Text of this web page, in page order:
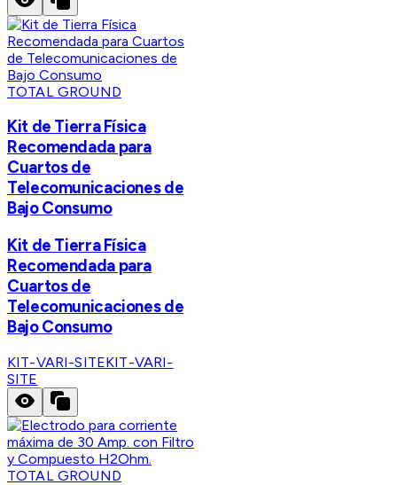
TOTAL GROUND
Kit de Tierra Física
Recomendada para
Cuartos de
Telecomunicaciones de
Bajo Consumo
Kit de Tierra Física
Recomendada para
Cuartos de
Telecomunicaciones de
Bajo Consumo
KIT-VARI-SITEKIT-VARI-
SITE
TOTAL GROUND